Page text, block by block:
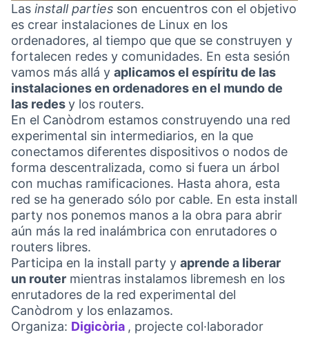
Las install parties son encuentros con el objetivo
es crear instalaciones de Linux en los
ordenadores, al tiempo que que se construyen y
fortalecen redes y comunidades. En esta sesión
vamos más allá y aplicamos el espíritu de las
instalaciones en ordenadores en el mundo de
las redesy los routers.
En el Canòdrom estamos construyendo una red
experimental sin intermediarios, en la que
conectamos diferentes dispositivos o nodos de
forma descentralizada, como si fuera un árbol
con muchas ramificaciones. Hasta ahora, esta
red se ha generado sólo por cable. En esta install
party nos ponemos manos a la obra para abrir
aún más la red inalámbrica con enrutadores o
routers libres.
Participa en la install party y aprende a liberar
un router mientras instalamos libremesh en los
enrutadores de la red experimental del
Canòdrom y los enlazamos.
Organiza: Digicòria
(Abrir en una pestaña nueva)
, projecte col·laborador